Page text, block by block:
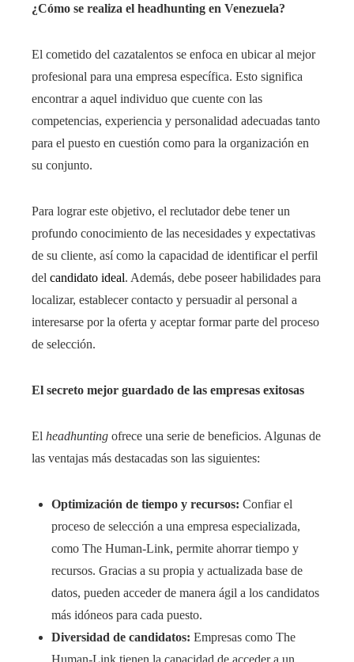
¿Cómo se realiza el headhunting en Venezuela?
El cometido del cazatalentos se enfoca en ubicar al mejor
profesional para una empresa específica. Esto significa
encontrar a aquel individuo que cuente con las
competencias, experiencia y personalidad adecuadas tanto
para el puesto en cuestión como para la organización en
su conjunto.
Para lograr este objetivo, el reclutador debe tener un
profundo conocimiento de las necesidades y expectativas
de su cliente, así como la capacidad de identificar el perfil
del candidato ideal. Además, debe poseer habilidades para
localizar, establecer contacto y persuadir al personal a
interesarse por la oferta y aceptar formar parte del proceso
de selección.
El secreto mejor guardado de las empresas exitosas
El headhunting ofrece una serie de beneficios. Algunas de
las ventajas más destacadas son las siguientes:
Optimización de tiempo y recursos: Confiar el
proceso de selección a una empresa especializada,
como The Human-Link, permite ahorrar tiempo y
recursos. Gracias a su propia y actualizada base de
datos, pueden acceder de manera ágil a los candidatos
más idóneos para cada puesto.
Diversidad de candidatos: Empresas como The
Human-Link tienen la capacidad de acceder a un